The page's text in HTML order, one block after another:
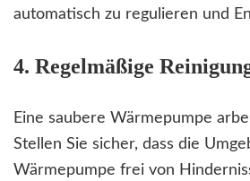
automatisch zu regulieren und
4. Regelmäßige
Eine saubere Wärmepumpe
Stellen Sie sicher, dass die
Wärmepumpe frei von